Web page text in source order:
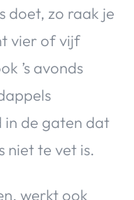
doet, zo raak je
vier of vijf
’s avonds
in de gaten dat
niet te vet is.
werkt ook